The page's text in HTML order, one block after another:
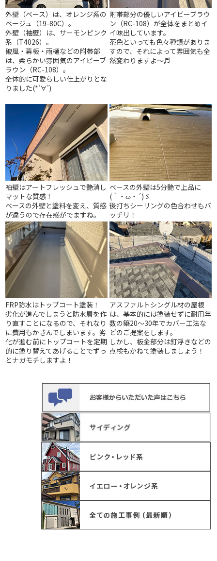
外壁（ベース）は、オレンジ系の
ベージュ（19-80C）。
外壁（袖壁）は、サーモンピンク
系（T4026）。
破風・幕板・雨樋などの附帯部
は、柔らかい雰囲気のアイビーブ
ラウン（RC-108）。
全体的に可愛らしい仕上がりとな
りました(*'∀')
附帯部分の優しいアイビーブラウ
ン（RC-108）が全体をまとめイ
イ味出しています。
茶色といっても色々種類がありま
すので、それによって雰囲気も全
然変わりますよ～♬
袖壁はアートフレッシュで艶消し
マットな質感！
ベースの外壁と塗料を変え、質感
が違うので存在感がでますね。
ベースの外壁は5分艶で上品に
(｀・ω・´)ゞ
後打ちシーリングの色合わせもバ
ッチリ！
FRP防水はトップコート塗装！
劣化が進んでしまうと防水層を作
り直すことになるので、それなり
に費用もかさんでしまいます。劣
化が進む前にトップコートを定期
的に塗り替えてあげることでずっ
とナガモチしますよ！
アスファルトシングル材の屋根
は、基本的には塗装せずに耐用年
数の築20～30年でカバー工法な
どのご提案をします。
しかし、板金部分は釘浮きなどの
点検もかねて塗装しましょう！